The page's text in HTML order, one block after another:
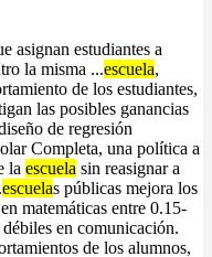
asignan estudiantes a
la misma ...escuela,
de los estudiantes,
las posibles ganancias
de regresión
Completa, una política a
la escuela sin reasignar a
escuelas públicas mejora los
matemáticas entre 0.15-
en comunicación.
de los alumnos,